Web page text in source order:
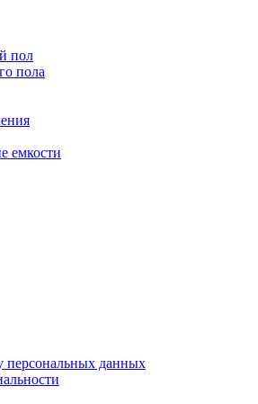
пол
пола
емкости
персональных данных